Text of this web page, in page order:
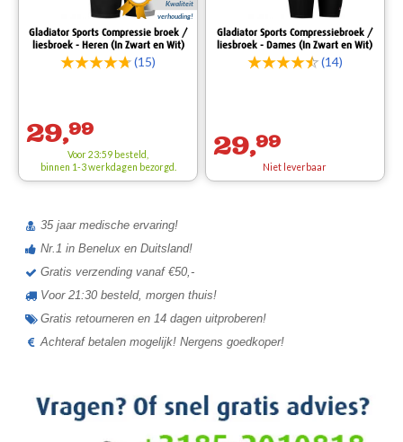
Kwaliteit
verhouding!
Gladiator Sports Compressie broek /
liesbroek - Heren (In Zwart en Wit)
(15)
29,99
Voor 23:59 besteld,
binnen 1-3 werkdagen bezorgd.
Gladiator Sports Compressiebroek /
liesbroek - Dames (In Zwart en Wit)
(14)
29,99
Niet leverbaar
35 jaar medische ervaring!
Nr.1 in Benelux en Duitsland!
Gratis verzending vanaf €50,-
Voor 21:30 besteld, morgen thuis!
Gratis retourneren en 14 dagen uitproberen!
Achteraf betalen mogelijk! Nergens goedkoper!